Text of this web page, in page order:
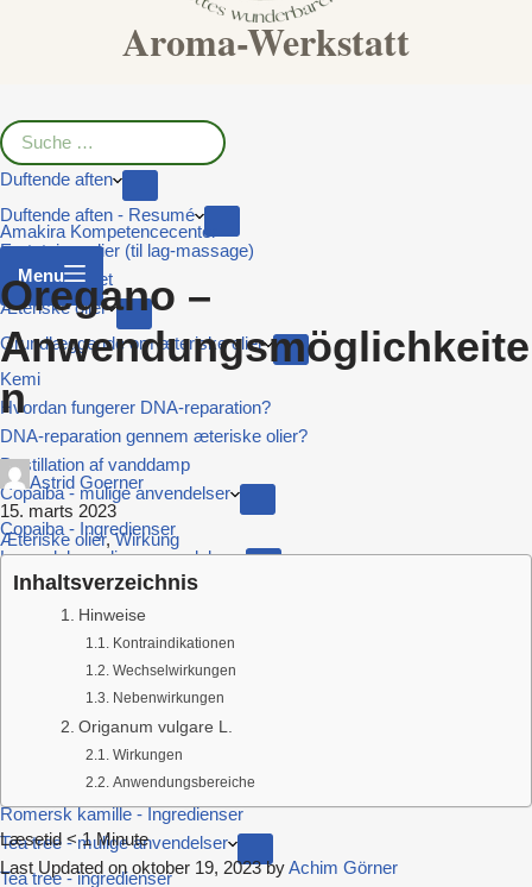
Aroma-Werkstatt
Duftende aften
Duftende aften - Resumé
Erstatningsolier (til lag-massage)
Medicinskabet
Æteriske olier
Grundlæggende om æteriske olier
Kemi
Hvordan fungerer DNA-reparation?
DNA-reparation gennem æteriske olier?
Destillation af vanddamp
Copaiba - mulige anvendelser
Copaiba - Ingredienser
Lavendel - mulige anvendelser
Lavendel - kemotyper og ingredienser
Niauli - Ingredienser
Oregano - mulige anvendelser
Pebermynte - ingredienser
Romersk kamille - mulige anvendelser
Romersk kamille - Ingredienser
Tea tree - mulige anvendelser
Tea tree - ingredienser
Amakira Kompetencecenter
Menu
Oregano –
Anwendungsmöglichkeite
n
Astrid Goerner
15. marts 2023
Æteriske olier,Wirkung
Inhaltsverzeichnis
Hinweise
Kontraindikationen
Wechselwirkungen
Nebenwirkungen
Origanum vulgare L.
Wirkungen
Anwendungsbereiche
Læsetid < 1 Minute
Last Updated on oktober 19, 2023 byAchim Görner